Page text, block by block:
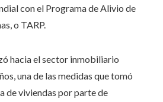
con el Programa de Alivio de
o TARP.
hacia el sector inmobiliario
una de las medidas que tomó
de viviendas por parte de